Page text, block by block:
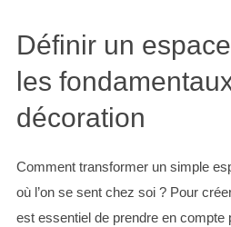
Définir un
les
décoration
Comment transformer un simple
où l’on se sent chez soi ? Pour
est essentiel de prendre en compte